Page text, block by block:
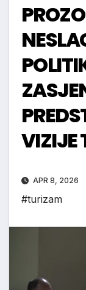
VIZIJE
APR 8, 2026
#turizam